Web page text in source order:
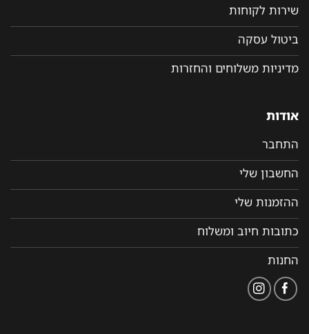
שירות לקוחות
ביטול עסקה
מדיניות משלוחים והחזרות
אודות
התחבר
החשבון שלי
ההזמנות שלי
כתובות חיוב ומשלוח
החנות